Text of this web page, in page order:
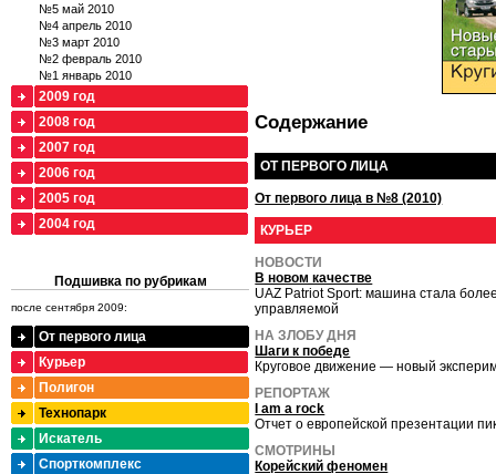
Содержание
ОТ ПЕРВОГО ЛИЦА
От первого лица в №8 (2010)
КУРЬЕР
НОВОСТИ
В новом качестве
UAZ Patriot Sport: машина стала
управляемой
НА ЗЛОБУ ДНЯ
Шаги к победе
Круговое движение — новый
РЕПОРТАЖ
I am a rock
Отчет о европейской презентации
СМОТРИНЫ
Корейский феномен
№5 май 2010
№4 апрель 2010
№3 март 2010
№2 февраль 2010
№1 январь 2010
2009 год
2008 год
2007 год
2006 год
2005 год
2004 год
Подшивка по рубрикам
после сентября 2009:
От первого лица
Курьер
Полигон
Технопарк
Искатель
Спорткомплекс